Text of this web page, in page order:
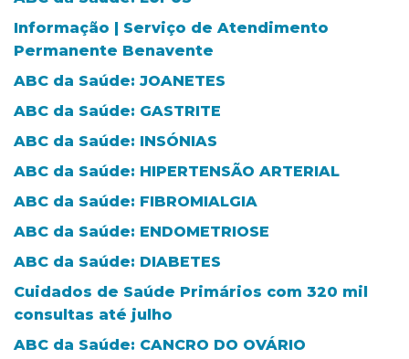
Informação | Serviço de Atendimento
Permanente Benavente
ABC da Saúde: JOANETES
ABC da Saúde: GASTRITE
ABC da Saúde: INSÓNIAS
ABC da Saúde: HIPERTENSÃO ARTERIAL
ABC da Saúde: FIBROMIALGIA
ABC da Saúde: ENDOMETRIOSE
ABC da Saúde: DIABETES
Cuidados de Saúde Primários com 320 mil
consultas até julho
ABC da Saúde: CANCRO DO OVÁRIO